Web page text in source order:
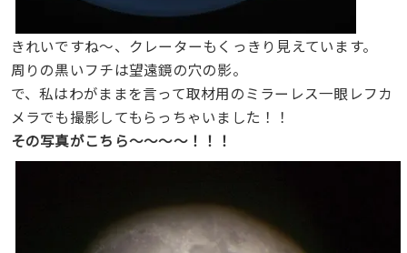
きれいですね〜、クレーターもくっきり見えています。
周りの黒いフチは望遠鏡の穴の影。
で、私はわがままを言って取材用のミラーレス一眼レフカ
メラでも撮影してもらっちゃいました！！
その写真がこちら〜〜〜〜！！！